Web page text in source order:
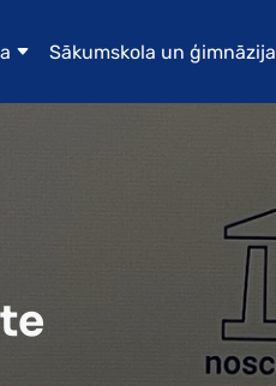
Sākumskola un ģimnāzija